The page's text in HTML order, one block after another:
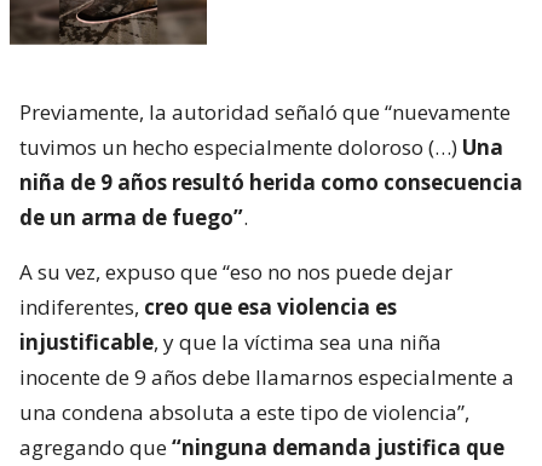
Previamente, la autoridad señaló que “nuevamente
tuvimos un hecho especialmente doloroso (…) Una
niña de 9 años resultó herida como consecuencia
de un arma de fuego”.
A su vez, expuso que “eso no nos puede dejar
indiferentes, creo que esa violencia es
injustificable, y que la víctima sea una niña
inocente de 9 años debe llamarnos especialmente a
una condena absoluta a este tipo de violencia”,
agregando que“ninguna demanda justifica que